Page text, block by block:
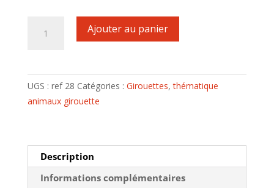
Cheval
au
Ajouter au panier
UGS : ref 28 Catégories : Girouettes,thématique
animaux girouette
Description
Informations complémentaires